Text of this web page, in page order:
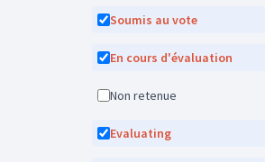
Soumis au vote
En cours d'évaluation
Non retenue
Evaluating